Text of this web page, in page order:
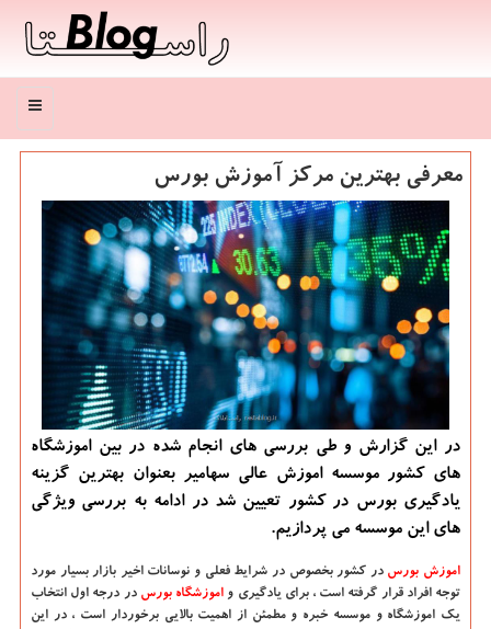
منو
معرفی بهترین مركز آموزش بورس
در این گزارش و طی بررسی های انجام شده در بین اموزشگاه
های كشور موسسه اموزش عالی سهامیر بعنوان بهترین گزینه
یادگیری بورس در كشور تعیین شد در ادامه به بررسی ویژگی
های این موسسه می پردازیم.
اموزش بورس در کشور بخصوص در شرایط فعلی و نوسانات اخیر بازار بسیار مورد
توجه افراد قرار گرفته است ، برای یادگیری و اموزشگاه بورس در درجه اول انتخاب
یک اموزشگاه و موسسه خبره و مطمئن از اهمیت بالایی برخوردار است ، در این